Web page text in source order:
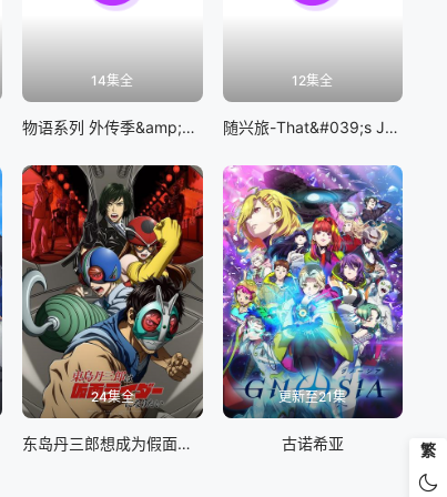
14集全
物语系列 外传季&amp;怪物季
12集全
随兴旅-That&#039;s Journey-
24集全
东岛丹三郎想成为假面骑士
更新至21集
古诺希亚 繁